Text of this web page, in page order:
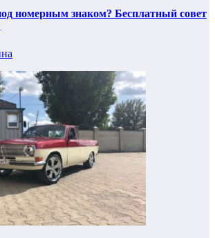
номерным знаком? Бесплатный совет